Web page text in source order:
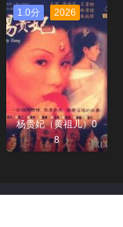
1.0分 2026
杨贵妃（黄祖儿）0
8